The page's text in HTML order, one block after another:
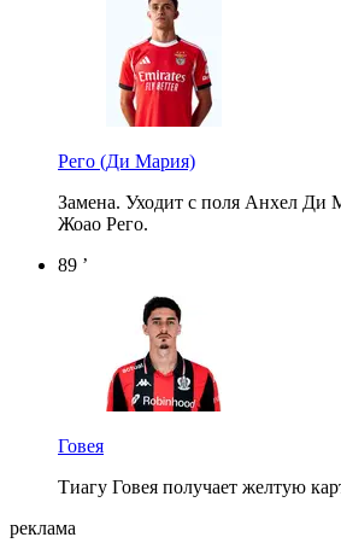
Рего (Ди Мария)
Замена. Уходит с поля Анхел Ди
Жоао Рего.
89 ’
Говея
Тиагу Говея получает желтую
реклама